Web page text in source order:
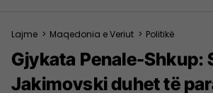
Lajme > Maqedonia e Veriut > Politikë
Gjykata Penale-Shkup:
Jakimovski duhet të